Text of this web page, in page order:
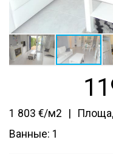
1 803 €/м2
Ванные: 1